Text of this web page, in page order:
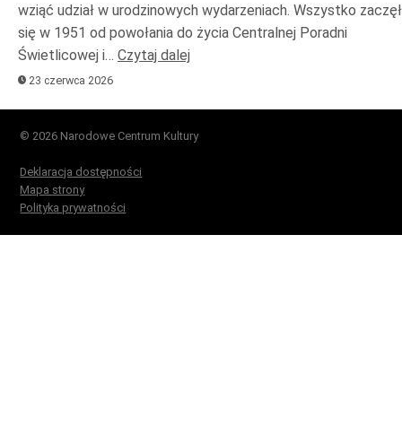
wziąć udział w urodzinowych wydarzeniach. Wszystko
się w 1951 od powołania do życia Centralnej Poradni
Świetlicowej i… Czytaj dalej
23 czerwca 2026
© 2026 Narodowe Centrum Kultury
Deklaracja dostępności
Mapa strony
Polityka prywatności